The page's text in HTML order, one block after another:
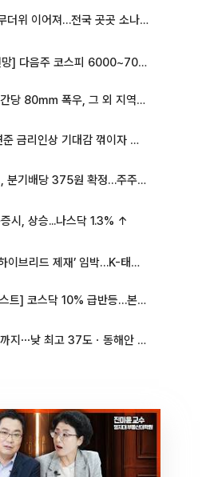
35도 안팎 무더위 이어져…전국 곳곳 소나기 [오늘 날씨]
[주간증시전망] 다음주 코스피 6000~7000⋯“外人 수급은 정책이 변수”
동해안은 시간당 80㎜ 폭우, 그 외 지역은 폭염…‘극과 극 날씨’
뉴욕증시, 연준 금리인상 기대감 꺾이자 상승...S&P500 사상 최고치 [종합]
SK하이닉스, 분기배당 375원 확정…주주환원책 9월로 앞당겨 발표
시, 상승...나스닥 1.3% ↑
美 ‘232조 하이브리드 제재’ 임박…K-태양광, 불확실성 털고 날개 다나
[베스트&워스트] 코스닥 10% 급반등…본느, 최대주주 변경 기대에 270% 폭등
폭염에 폭우까지⋯낮 최고 37도ㆍ동해안 강한 비 [날씨]